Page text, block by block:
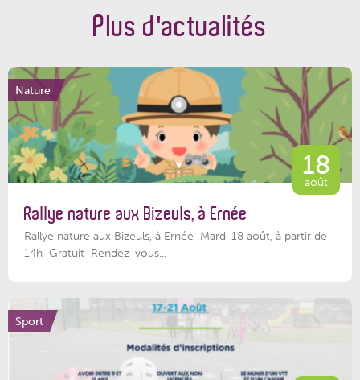
Plus d'actualités
Nature
18
août
Rallye nature aux Bizeuls, à Ernée
Rallye nature aux Bizeuls, à Ernée Mardi 18 août, à partir de
14h Gratuit Rendez-vous...
Sport